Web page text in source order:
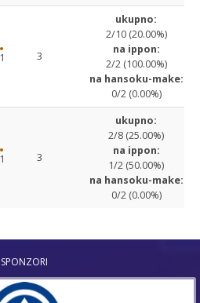
1 3
ukupno:
2/10 (20.00%)
na ippon:
2/2 (100.00%)
na hansoku-make:
0/2 (0.00%)
1 3
ukupno:
2/8 (25.00%)
na ippon:
1/2 (50.00%)
na hansoku-make:
0/2 (0.00%)
SPONZORI